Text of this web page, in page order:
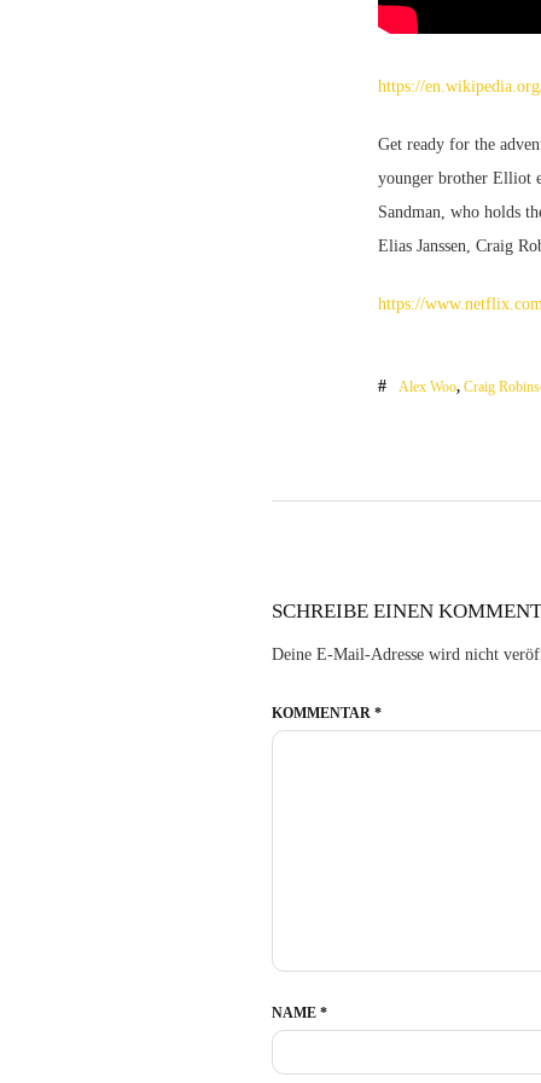
https://
Get ready for the
younger brother Elliot
Sandman, who holds
Elias Janssen, Craig
https://
Alex Woo,Craig
SCHREIBE EINEN
Deine E-Mail-Adresse wird nicht
KOMMENTAR *
NAME *